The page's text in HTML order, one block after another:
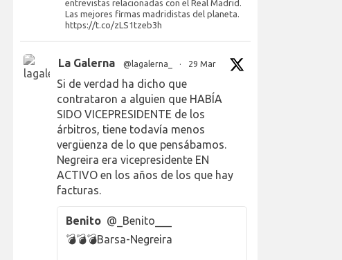
entrevistas relacionadas con el Real Madrid.
Las mejores firmas madridistas del planeta.
https://t.co/zLS1tzeb3h
La Galerna @lagalerna_ · 29 Mar
Si de verdad ha dicho que
contrataron a alguien que HABÍA
SIDO VICEPRESIDENTE de los
árbitros, tiene todavía menos
vergüenza de lo que pensábamos.
Negreira era vicepresidente EN
ACTIVO en los años de los que hay
facturas.
Benito @_Benito___
💣💣💣Barsa-Negreira